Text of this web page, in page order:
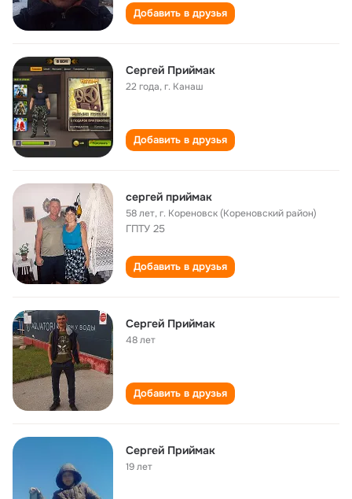
Добавить в друзья
Сергей Приймак
22 года,г. Канаш
Добавить в друзья
сергей приймак
58 лет,г. Кореновск (Кореновский район)
ГПТУ 25
Добавить в друзья
Сергей Приймак
48 лет
Добавить в друзья
Сергей Приймак
19 лет